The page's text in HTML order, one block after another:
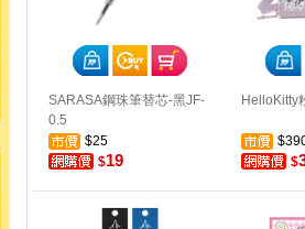
SARASA鋼珠筆替芯-黑JF-
0.5
$25
$19
HelloKitty
$